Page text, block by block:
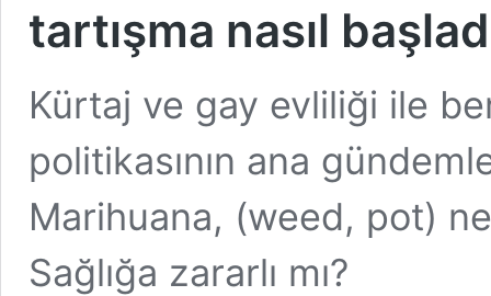
tartışma nasıl
Kürtaj ve gay evliliği ile
politikasının ana
Marihuana, (weed, pot)
Sağlığa zararlı mı?